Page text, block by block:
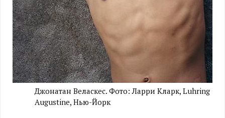
Джонатан Веласкес. Фото: Ларри Кларк, Luhring
Augustine, Нью-Йорк